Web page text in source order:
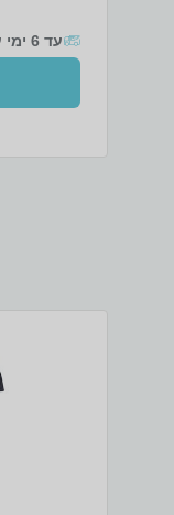
עד 6 ימי עסקים